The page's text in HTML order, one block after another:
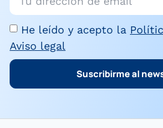
He leído y acepto la
Aviso legal
Suscribirme al